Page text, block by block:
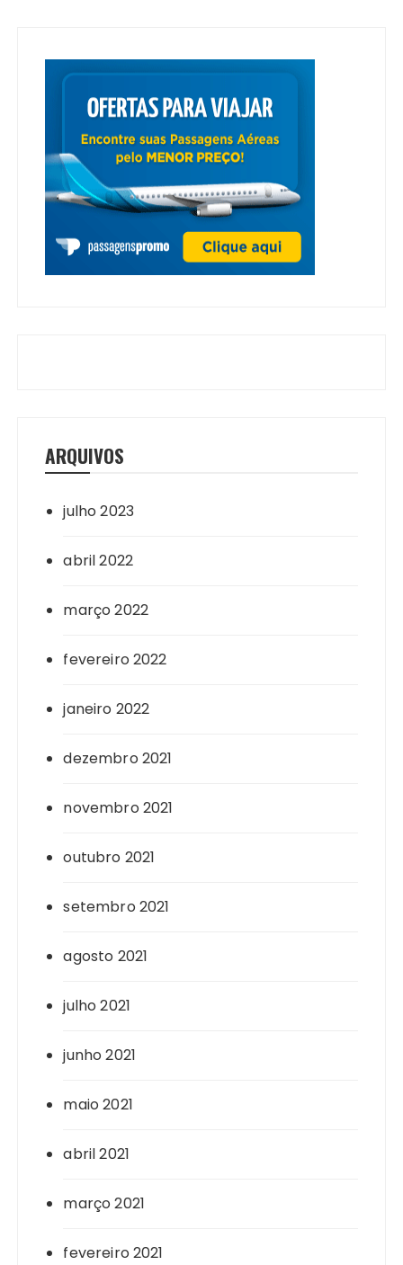
ARQUIVOS
julho 2023
abril 2022
março 2022
fevereiro 2022
janeiro 2022
dezembro 2021
novembro 2021
outubro 2021
setembro 2021
agosto 2021
julho 2021
junho 2021
maio 2021
abril 2021
março 2021
fevereiro 2021